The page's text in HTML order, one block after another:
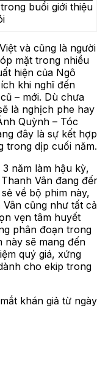
buổi giới thiệu
và cũng là người
mặt trong nhiều
hiện của Ngô
khi nghĩ đến
– mới. Dù chưa
là nghịch phe hay
Quỳnh – Tóc
đây là sự kết hợp
trong dịp cuối năm.
năm làm hậu kỳ,
Vân đang
về bộ phim này,
cũng như tất cả
vẹn tâm huyết
phân đoạn trong
này sẽ mang đến
quý giá, xứng
cho ekip trong
khán giả từ ngày